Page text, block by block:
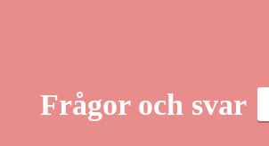
Frågor och svar